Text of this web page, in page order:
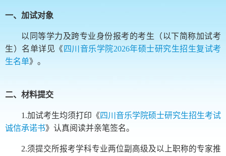
一、加试对象
以同等学力及跨专业身份报考的考生（以下简称加试考
生）名单详见 《 四川音乐学院2026年硕士研究生招生复试考
生名单》 。
二、材料提交
1.加试考生均须打印《四川音乐学院硕士研究生招生考试
诚信承诺书》认真阅读并亲笔签名。
2.须提交所报考学科专业两位副高级及以上职称的专家推